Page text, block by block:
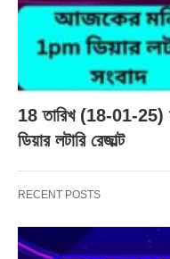
18 তারিখ (18-01-25)
ডিয়ার লটারি রেজাল্ট
RECENT POSTS